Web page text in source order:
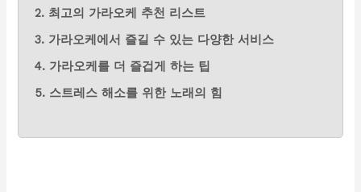
2. 최고의 가라오케 추천 리스트
3. 가라오케에서 즐길 수 있는 다양한 서비스
4. 가라오케를 더 즐겁게 하는 팁
5. 스트레스 해소를 위한 노래의 힘